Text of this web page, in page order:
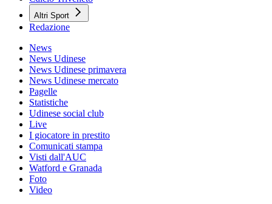
Altri Sport
Redazione
News
News Udinese
News Udinese primavera
News Udinese mercato
Pagelle
Statistiche
Udinese social club
Live
I giocatore in prestito
Comunicati stampa
Visti dall'AUC
Watford e Granada
Foto
Video